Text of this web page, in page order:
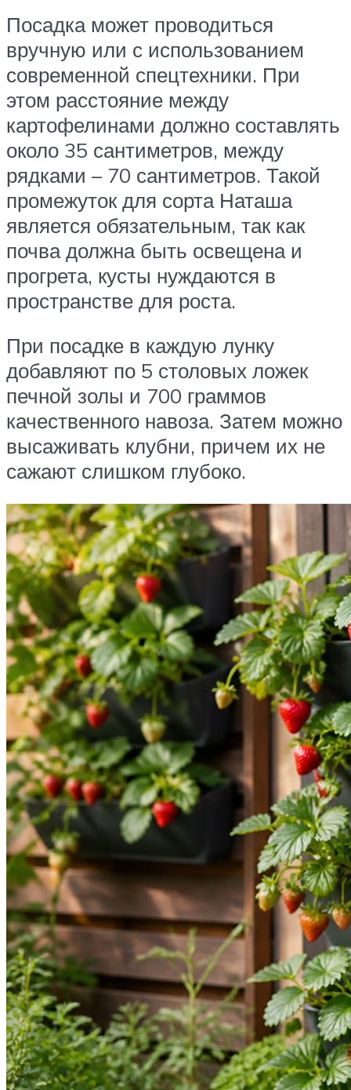
Посадка может проводиться
вручную или с использованием
современной спецтехники. При
этом расстояние между
картофелинами должно составлять
около 35 сантиметров, между
рядками – 70 сантиметров. Такой
промежуток для сорта Наташа
является обязательным, так как
почва должна быть освещена и
прогрета, кусты нуждаются в
пространстве для роста.
При посадке в каждую лунку
добавляют по 5 столовых ложек
печной золы и 700 граммов
качественного навоза. Затем можно
высаживать клубни, причем их не
сажают слишком глубоко.